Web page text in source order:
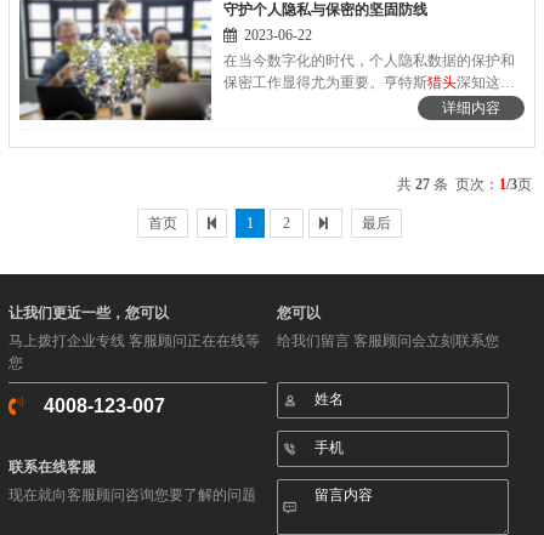
守护个人隐私与保密的坚固防线
2023-06-22
在当今数字化的时代，个人隐私数据的保护和
保密工作显得尤为重要。亨特斯猎头深知这一
点，始终将保护求职者和客户的隐私视为核心
详细内容
共27 条 页次： 1/3页
首页 1 2 最后
让我们更近一些，您可以
马上拨打企业专线 客服顾问正在在线等
您
4008-123-007
联系在线客服
现在就向客服顾问咨询您要了解的问题
您可以
给我们留言 客服顾问会立刻联系您